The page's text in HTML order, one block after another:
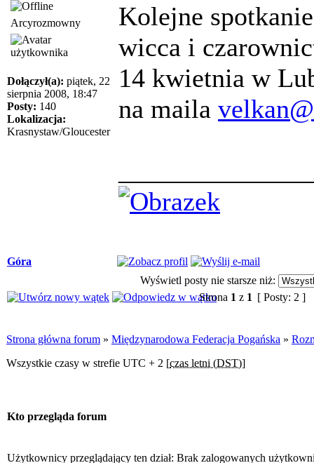
Arcyrozmowny
Dołączył(a): piątek, 22
sierpnia 2008, 18:47
Posty: 140
Lokalizacja:
Krasnystaw/Gloucester
Kolejne
wicca i
14 kwietnia w
na maila
Góra
Wyświetl posty nie starsze niż:
Strona 1 z 1 [ Posty: 2 ]
Strona główna forum » Międzynarodowa Federacja Pogańska »
Wszystkie czasy w strefie UTC + 2 [czas letni (DST)]
Kto przegląda forum
Użytkownicy przeglądający ten dział: Brak zalogowanych